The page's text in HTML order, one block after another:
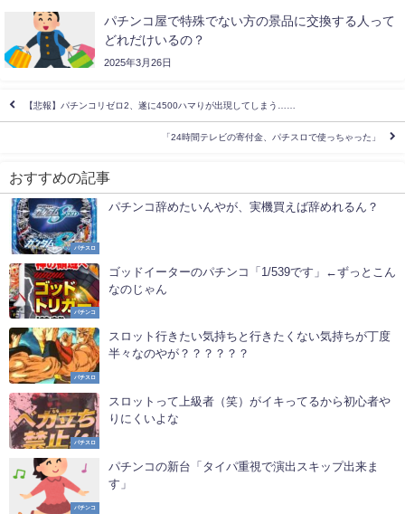
パチンコ屋で特殊でない方の景品に交換する人って
どれだけいるの？
2025年3月26日
【悲報】パチンコリゼロ2、遂に4500ハマりが出現してしまう……
「24時間テレビの寄付金、パチスロで使っちゃった」
おすすめの記事
パチスロ
パチンコ辞めたいんやが、実機買えば辞めれるん？
パチンコ
ゴッドイーターのパチンコ「1/539です」←ずっとこん
なのじゃん
パチスロ
スロット行きたい気持ちと行きたくない気持ちが丁度
半々なのやが？？？？？？
パチスロ
スロットって上級者（笑）がイキってるから初心者や
りにくいよな
パチンコ
パチンコの新台「タイパ重視で演出スキップ出来ま
す」